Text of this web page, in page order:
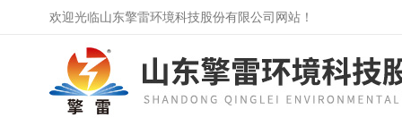
欢迎光临山东擎雷环境科技股份有限公司网站！